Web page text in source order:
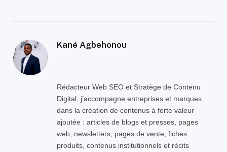
Kané Agbehonou
Rédacteur Web SEO et Stratège de Contenu
Digital, j’accompagne entreprises et marques
dans la création de contenus à forte valeur
ajoutée : articles de blogs et presses, pages
web, newsletters, pages de vente, fiches
produits, contenus institutionnels et récits